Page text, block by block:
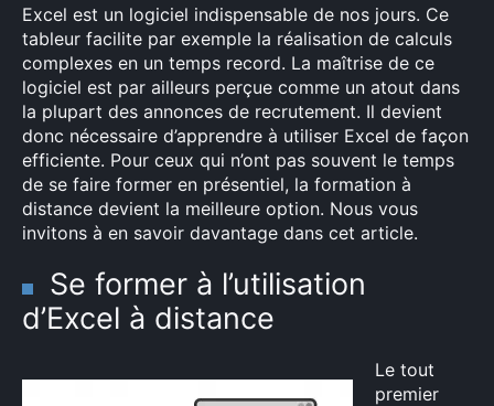
Excel est un logiciel indispensable de nos jours. Ce
tableur facilite par exemple la réalisation de calculs
complexes en un temps record. La maîtrise de ce
logiciel est par ailleurs perçue comme un atout dans
la plupart des annonces de recrutement. Il devient
donc nécessaire d’apprendre à utiliser Excel de façon
efficiente. Pour ceux qui n’ont pas souvent le temps
de se faire former en présentiel, la formation à
distance devient la meilleure option. Nous vous
invitons à en savoir davantage dans cet article.
Se former à l’utilisation
d’Excel à distance
Le tout
premier